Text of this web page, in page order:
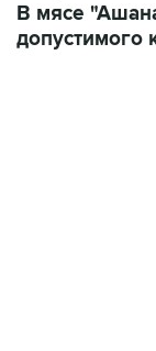
В мясе
допустимого